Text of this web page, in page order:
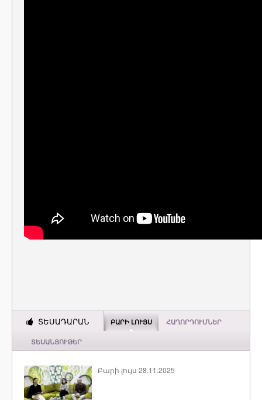
ՏԵՍԱԴԱՐԱՆ ԲԱՐԻ ԼՈՒՅՍ ՀԱՂՈՐԴՈՒՄՆԵՐ
ՏԵՍԱՆՅՈՒԹԵՐ
Բարի լույս 28.11.2025